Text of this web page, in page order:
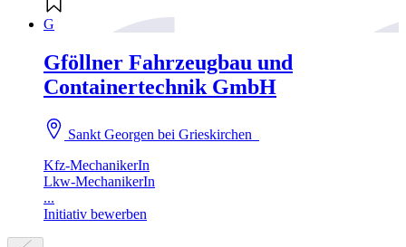
G
Gföllner Fahrzeugbau und
Containertechnik GmbH
Sankt Georgen bei Grieskirchen
Kfz-MechanikerIn
Lkw-MechanikerIn
...
Initiativ bewerben